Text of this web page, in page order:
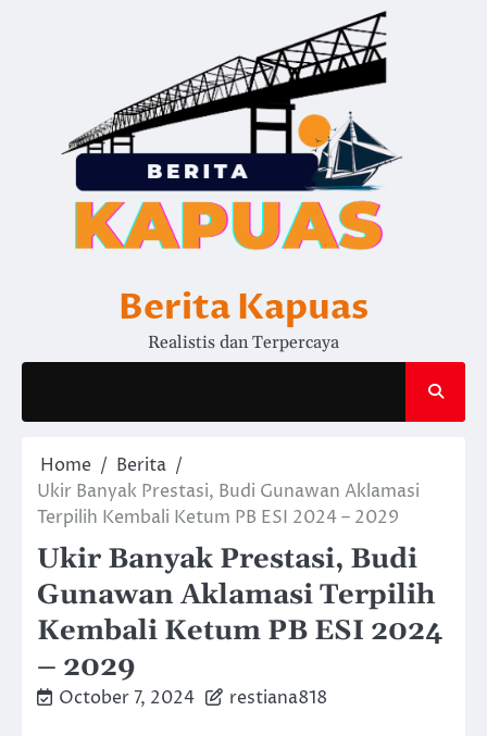
Berita Kapuas
Realistis dan Terpercaya
Home
Berita
Ukir Banyak Prestasi, Budi Gunawan Aklamasi
Terpilih Kembali Ketum PB ESI 2024 – 2029
Ukir Banyak Prestasi, Budi
Gunawan Aklamasi Terpilih
Kembali Ketum PB ESI 2024
– 2029
October 7, 2024 restiana818